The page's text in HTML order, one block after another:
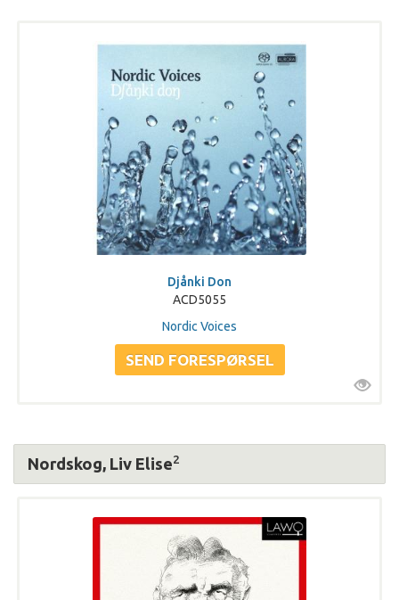
Djånki Don
ACD5055
Nordic Voices
Nordskog, Liv Elise2